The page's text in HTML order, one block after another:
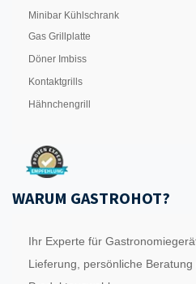
Minibar Kühlschrank
Gas Grillplatte
Döner Imbiss
Kontaktgrills
Hähnchengrill
WARUM GASTROHOT?
Ihr Experte für
Lieferung, persönliche